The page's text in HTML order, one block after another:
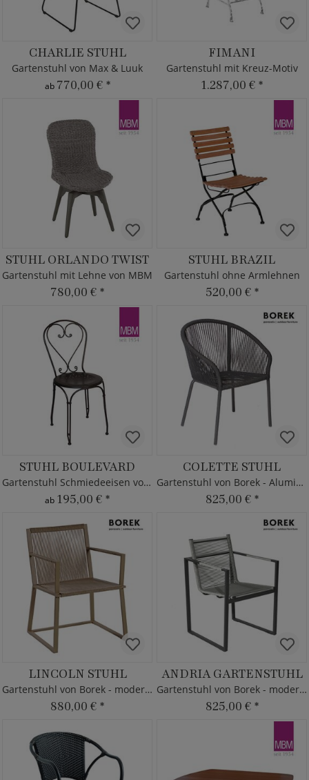
CHARLIE STUHL
Gartenstuhl von Max & Luuk
ab 770,00 € *
FIMANI
Gartenstuhl mit Kreuz-Motiv
1.287,00 € *
STUHL ORLANDO TWIST
Gartenstuhl mit Lehne von MBM
780,00 € *
STUHL BRAZIL
Gartenstuhl ohne Armlehnen
520,00 € *
STUHL BOULEVARD
Gartenstuhl Schmiedeeisen von MBM
ab 195,00 € *
COLETTE STUHL
Gartenstuhl von Borek - Aluminium - dunkel grau
825,00 € *
LINCOLN STUHL
Gartenstuhl von Borek - modern - Aluminium
880,00 € *
ANDRIA GARTENSTUHL
Gartenstuhl von Borek - modern - Aluminium
825,00 € *